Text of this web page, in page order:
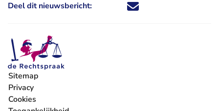
Deel dit nieuwsbericht: Deel dit nieuwsbericht via X -
Deel dit nieuwsbericht via
Deel dit nieuwsbericht
Deel dit
Sitemap
Privacy
Cookies